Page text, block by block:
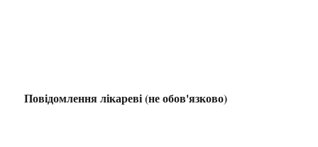
Повідомлення лікареві (не обов'язково)